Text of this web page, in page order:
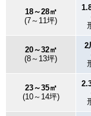
18～28㎡
(7～11坪)
20～32㎡
(8～13坪)
2
23～35㎡
(10～14坪)